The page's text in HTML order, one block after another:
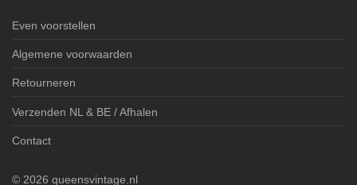
Even voorstellen
Algemene voorwaarden
Retourneren
Verzenden NL & BE / Afhalen
Contact
© 2026 queensvintage.nl